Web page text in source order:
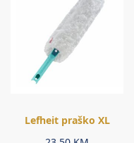
Lefheit praško XL